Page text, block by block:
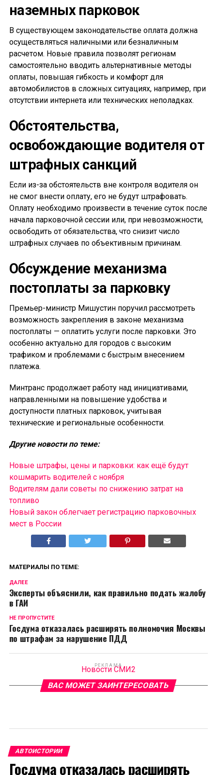
наземных парковок
В существующем законодательстве оплата должна
осуществляться наличными или безналичным
расчетом. Новые правила позволят регионам
самостоятельно вводить альтернативные методы
оплаты, повышая гибкость и комфорт для
автомобилистов в сложных ситуациях, например, при
отсутствии интернета или технических неполадках.
Обстоятельства,
освобождающие водителя от
штрафных санкций
Если из-за обстоятельств вне контроля водителя он
не смог внести оплату, его не будут штрафовать.
Оплату необходимо произвести в течение суток после
начала парковочной сессии или, при невозможности,
освободить от обязательства, что снизит число
штрафных случаев по объективным причинам.
Обсуждение механизма
постоплаты за парковку
Премьер-министр Мишустин поручил рассмотреть
возможность закрепления в законе механизма
постоплаты — оплатить услуги после парковки. Это
особенно актуально для городов с высоким
трафиком и проблемами с быстрым внесением
платежа.
Минтранс продолжает работу над инициативами,
направленными на повышение удобства и
доступности платных парковок, учитывая
технические и региональные особенности.
Другие новости по теме:
Новые штрафы, цены и парковки: как ещё будут
кошмарить водителей с ноября
Водителям дали советы по снижению затрат на
топливо
Новый закон облегчает регистрацию парковочных
мест в России
МАТЕРИАЛЫ ПО ТЕМЕ:
ДАЛЕЕ
Эксперты объяснили, как правильно подать жалобу
в ГАИ
НЕ ПРОПУСТИТЕ
Госдума отказалась расширять полномочия Москвы
по штрафам за нарушение ПДД
РЕКЛАМА
Новости СМИ2
ВАС МОЖЕТ ЗАИНТЕРЕСОВАТЬ
АВТОИСТОРИИ
Госдума отказалась расширять